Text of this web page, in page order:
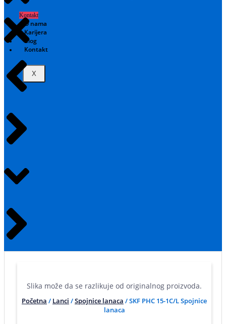
Kontakt
O nama
Karijera
Blog
Kontakt
X
Slika može da se razlikuje od originalnog proizvoda.
Početna / Lanci /Spojnice lanaca / SKF PHC 15-1C/L Spojnice
lanaca